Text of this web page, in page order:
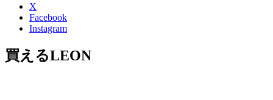
X
Facebook
Instagram
買えるLEON